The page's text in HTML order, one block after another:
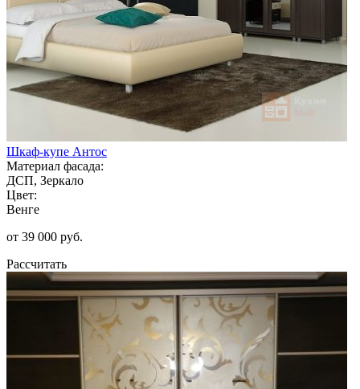
Шкаф-купе Антос
Материал фасада:
ДСП, Зеркало
Цвет:
Венге
от 39 000 руб.
Рассчитать